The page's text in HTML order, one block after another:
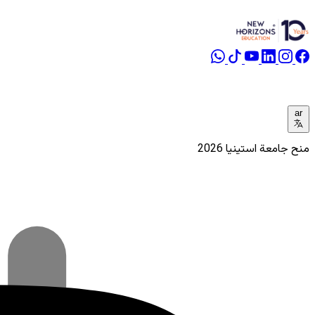
ar
منح جامعة استينيا 2026